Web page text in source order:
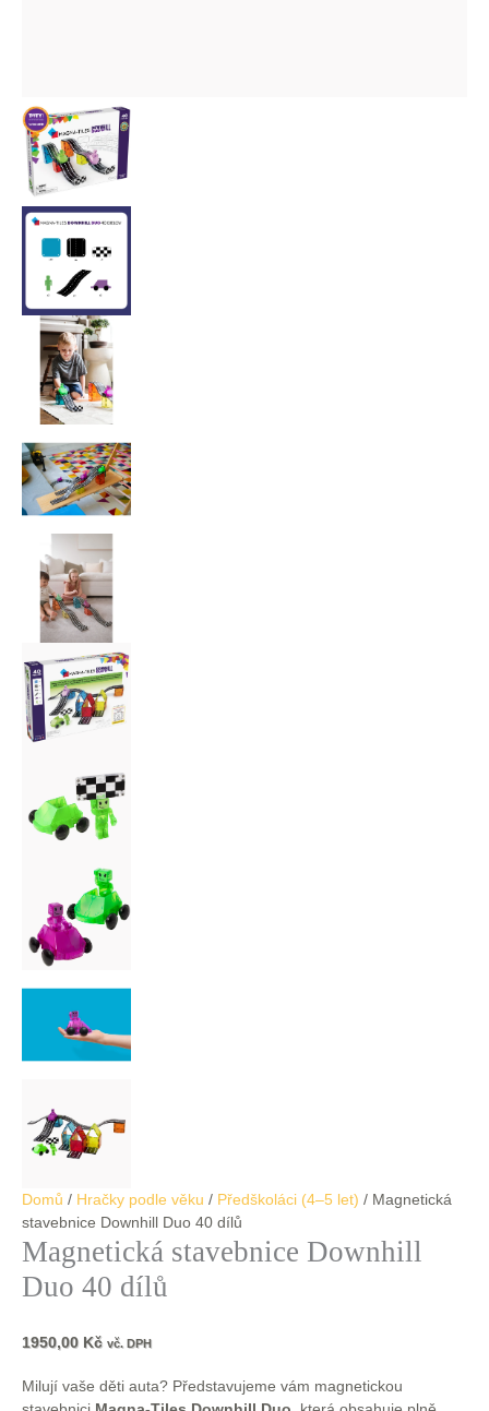
Domů / Hračky podle věku / Předškoláci (4–5 let) / Magnetická
stavebnice Downhill Duo 40 dílů
Magnetická stavebnice Downhill
Duo 40 dílů
1950,00 Kč vč. DPH
Milují vaše děti auta? Představujeme vám magnetickou